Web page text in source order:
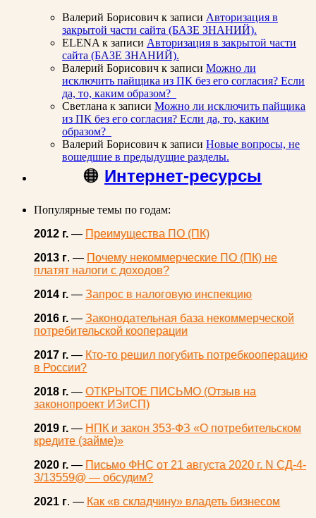
Валерий Борисович к записи Авторизация в
закрытой части сайта (БАЗЕ ЗНАНИЙ).
ELENA к записи Авторизация в закрытой части
сайта (БАЗЕ ЗНАНИЙ).
Валерий Борисович к записи Можно ли
исключить пайщика из ПК без его согласия? Если
да, то, каким образом?
Светлана к записи Можно ли исключить пайщика
из ПК без его согласия? Если да, то, каким
образом?
Валерий Борисович к записи Новые вопросы, не
вошедшие в предыдущие разделы.
🟠 Интернет-ресурсы
Популярные темы по годам:
2012 г. — Преимущества ПО (ПК)
2013 г. — Почему некоммерческие ПО (ПК) не
платят налоги с доходов?
2014 г. — Запрос в налоговую инспекцию
2016 г. — Законодательная база некоммерческой
потребительской кооперации
2017 г. — Кто-то решил погубить потребкооперацию
в России?
2018 г. — ОТКРЫТОЕ ПИСЬМО (Отзыв на
законопроект ИЗиСП)
2019 г. — НПК и закон 353-ФЗ «О потребительском
кредите (займе)»
2020 г. — Письмо ФНС от 21 августа 2020 г. N СД-4-
3/13559@ — обсудим?
2021 г. — Как «в складчину» владеть бизнесом